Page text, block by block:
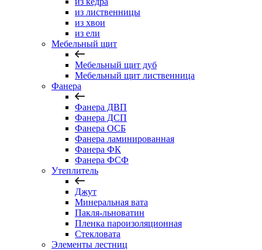
из лиственницы
из хвои
из ели
Мебельный щит
Мебельный щит дуб
Мебельный щит лиственница
Фанера
Фанера ДВП
Фанера ДСП
Фанера ОСБ
Фанера ламинированная
Фанера ФК
Фанера ФСФ
Утеплитель
Джут
Минеральная вата
Пакля-льноватин
Пленка пароизоляционная
Стекловата
Элементы лестниц